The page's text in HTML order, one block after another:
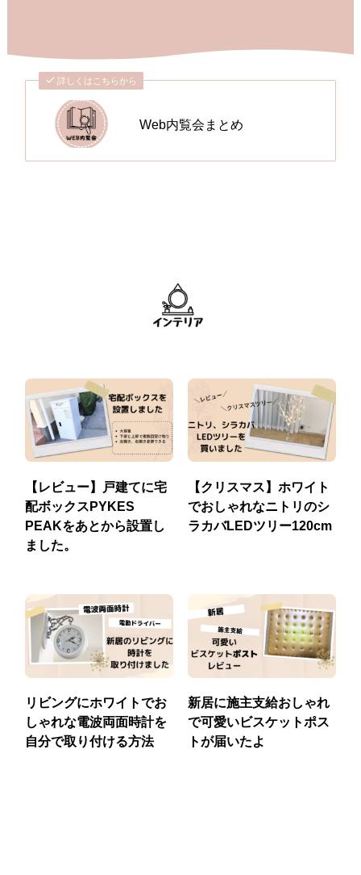
詳しくはこちらから
Web内覧会まとめ
【レビュー】戸建てに宅
配ボックスPYKES
PEAKをあとから設置し
ました。
【クリスマス】ホワイト
でおしゃれなニトリのシ
ラカバLEDツリー120cm
リビングにホワイトでお
しゃれな電波両面時計を
自分で取り付ける方法
新居に施主支給おしゃれ
で可愛いビスケットポス
トが届いたよ